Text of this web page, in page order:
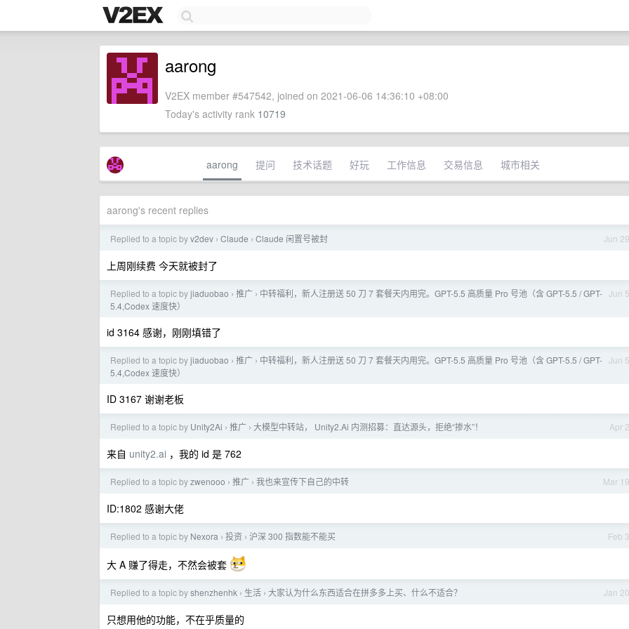
aarong
V2EX member #547542, joined on 2021-06-06 14:36:10 +08:00
Today's activity rank 10719
aarong 提问 技术话题 好玩 工作信息 交易信息 城市相关
aarong's recent replies
Jun 29
Replied to a topic byv2dev › Claude › Claude 闲置号被封
上周刚续费 今天就被封了
Jun 5
Replied to a topic byjiaduobao › 推广 › 中转福利，新人注册送 50 刀 7 套餐天内用完。GPT-5.5 高质量 Pro 号池（含 GPT-5.5 / GPT-
5.4,Codex 速度快）
id 3164 感谢，刚刚填错了
Jun 5
Replied to a topic byjiaduobao › 推广 › 中转福利，新人注册送 50 刀 7 套餐天内用完。GPT-5.5 高质量 Pro 号池（含 GPT-5.5 / GPT-
5.4,Codex 速度快）
ID 3167 谢谢老板
Apr 2
Replied to a topic by Unity2Ai › 推广 › 大模型中转站， Unity2.Ai 内测招募：直达源头，拒绝“掺水”！
来自 unity2.ai ，我的 id 是 762
Mar 19
Replied to a topic byzwenooo › 推广 › 我也来宣传下自己的中转
ID:1802 感谢大佬
Feb 3
Replied to a topic by Nexora › 投资 › 沪深 300 指数能不能买
大 A 赚了得走，不然会被套
Jan 20
Replied to a topic byshenzhenhk › 生活 › 大家认为什么东西适合在拼多多上买、什么不适合？
只想用他的功能，不在乎质量的